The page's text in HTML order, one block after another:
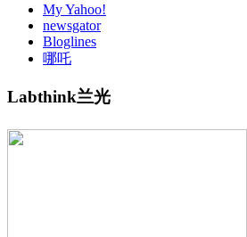
My Yahoo!
newsgator
Bloglines
哪吒
Labthink兰光